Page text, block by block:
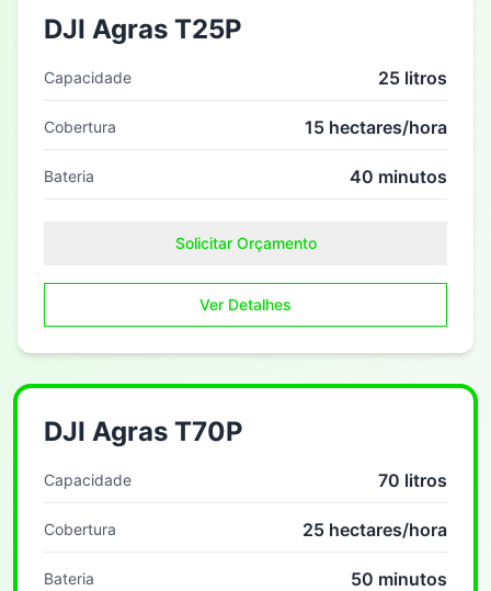
DJI Agras T25P
Capacidade 25 litros
Cobertura 15 hectares/hora
Bateria 40 minutos
Solicitar Orçamento
Ver Detalhes
DJI Agras T70P
Capacidade 70 litros
Cobertura 25 hectares/hora
Bateria 50 minutos